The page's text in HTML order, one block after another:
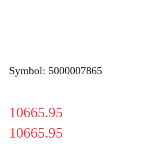
Symbol: 5000007865
10665.95
10665.95